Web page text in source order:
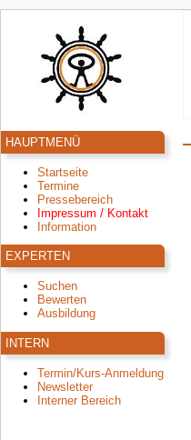
HAUPTMENÜ
Startseite
Termine
Pressebereich
Impressum / Kontakt
Information
EXPERTEN
Suchen
Bewerten
Ausbildung
INTERN
Termin/Kurs-Anmeldung
Newsletter
Interner Bereich